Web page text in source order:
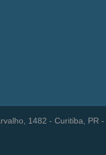
1482 - Curitiba, PR -